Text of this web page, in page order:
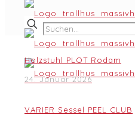
Holzstuhl PLOT Rodam
24. Januar 2026
VARIER Sessel PEEL CLUB